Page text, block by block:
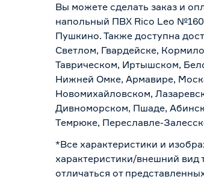
Вы можете сделать заказ и
напольный ПВХ Rico Leo №160
Пушкино. Также доступна
Светлом, Гвардейске,
Таврическом, Иртышском,
Нижней Омке, Армавире,
Новомихайловском,
Дивноморском, Пшаде,
Темрюке, Переславле-
*Все характеристики и
характеристики/внешний вид
отличаться от